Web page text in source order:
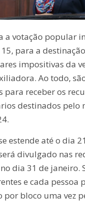
a votação popular
para a
impositivas da
Ao todo,
para receber os
destinados pelo
estende até o dia
divulgado nas
dia 31 de janeiro.
e cada pessoa
por bloco uma vez